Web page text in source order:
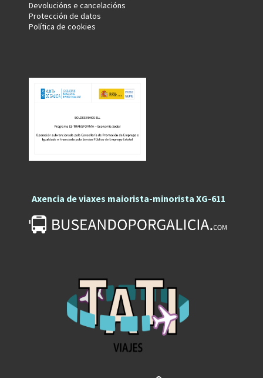
Devolucións e cancelacións
Protección de datos
Política de cookies
Axencia de viaxes maiorista-minorista XG-611